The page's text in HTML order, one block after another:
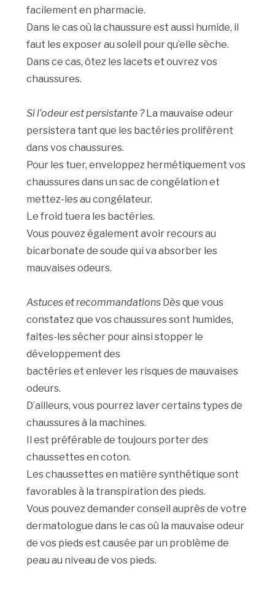
facilement en pharmacie.
Dans le cas où la chaussure est aussi humide, il
faut les exposer au soleil pour qu’elle sèche.
Dans ce cas, ôtez les lacets et ouvrez vos
chaussures.
Si l’odeur est persistante ?La mauvaise odeur
persistera tant que les bactéries prolifèrent
dans vos chaussures.
Pour les tuer, enveloppez hermétiquement vos
chaussures dans un sac de congélation et
mettez-les au congélateur.
Le froid tuera les bactéries.
Vous pouvez également avoir recours au
bicarbonate de soude qui va absorber les
mauvaises odeurs.
Astuces et recommandations Dès que vous
constatez que vos chaussures sont humides,
faites-les sécher pour ainsi stopper le
développement des
bactéries et enlever les risques de mauvaises
odeurs.
D’ailleurs, vous pourrez laver certains types de
chaussures à la machines.
Il est préférable de toujours porter des
chaussettes en coton.
Les chaussettes en matière synthétique sont
favorables à la transpiration des pieds.
Vous pouvez demander conseil auprès de votre
dermatologue dans le cas où la mauvaise odeur
de vos pieds est causée par un problème de
peau au niveau de vos pieds.